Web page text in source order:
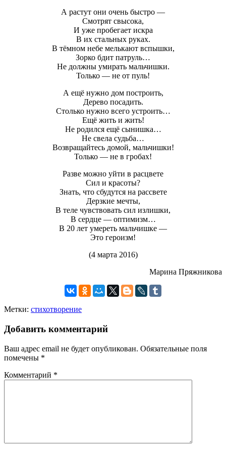
А растут они очень быстро —
Смотрят свысока,
И уже пробегает искра
В их стальных руках.
В тёмном небе мелькают вспышки,
Зорко бдит патруль…
Не должны умирать мальчишки.
Только — не от пуль!
А ещё нужно дом построить,
Дерево посадить.
Столько нужно всего устроить…
Ещё жить и жить!
Не родился ещё сынишка…
Не свела судьба…
Возвращайтесь домой, мальчишки!
Только — не в гробах!
Разве можно уйти в расцвете
Сил и красоты?
Знать, что сбудутся на рассвете
Дерзкие мечты,
В теле чувствовать сил излишки,
В сердце — оптимизм…
В 20 лет умереть мальчишке —
Это героизм!
(4 марта 2016)
Марина Пряжникова
Метки: стихотворение
Добавить комментарий
Ваш адрес email не будет опубликован. Обязательные поля
помечены *
Комментарий *